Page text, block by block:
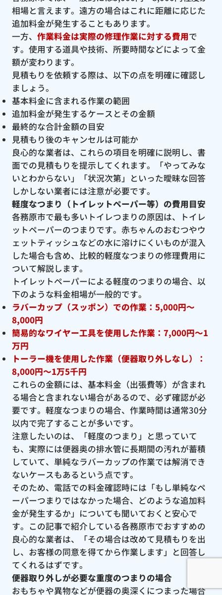
相場と言えます。遠方の場合はこれに距離に応じた
追加料金が発生することもあります。
一方、 作業料金は実際の修理作業に対する費用で
す。使用する道具や技術、所要時間などによって金
額が変わります。
見積もりを依頼する際は、以下の点を明確に確認し
ましょう。
基本料金に含まれる作業の範囲
追加料金が発生するケースとその金額
最終的な合計金額の目安
見積もり後のキャンセルは可能か
良心的な業者は、これらの項目を明確に説明し、書
面での見積もりを提示してくれます。「やってみな
いとわからない」「状況次第」といった曖昧な回答
しかしない業者には注意が必要です。
軽度なつまり（トイレットペーパー等）の費用目安
各務原市で最も多いトイレつまりの原因は、トイレ
ットペーパーのつまりです。赤ちゃんのおむつやウ
ェットティッシュなどの水に溶けにくいものが混入
した場合も含め、比較的軽度なつまりの修理費用に
ついて解説します。
トイレットペーパーによる軽度のつまりの場合、以
下のような料金相場が一般的です。
ラバーカップ（スッポン）での作業：5,000円〜
8,000円
簡易的なワイヤー工具を使用した作業：7,000円〜1
万円
トーラー機を使用した作業（便器取り外しなし）：
8,000円〜1万5千円
これらの金額には、基本料金（出張費等）が含まれ
る場合と含まれない場合があるので、必ず確認が必
要です。軽度なつまりの場合、作業時間は通常30分
以内で完了することが多いです。
注意したいのは、「軽度のつまり」と思っていて
も、実際には便器奥の排水管に長期間の汚れが蓄積
していて、単純なラバーカップの作業では解消でき
ないケースもあるという点です。
そのため、電話での料金確認時には「もし単純なペ
ーパーつまりではなかった場合、どのような追加料
金が発生するか」についても聞いておくと安心で
す。この記事で紹介している各務原市でおすすめの
良心的な業者は、「その場合は改めて見積もりを出
し、お客様の同意を得てから作業します」と回答し
てくれるはずです。
便器取り外しが必要な重度のつまりの場合
おもちゃや異物などが便器の奥深くにつまった場合